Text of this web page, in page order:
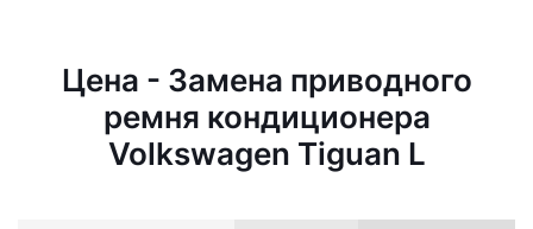
Цена - Замена приводного
ремня кондиционера
Volkswagen Tiguan L